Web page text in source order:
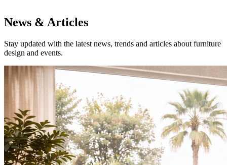
News & Articles
Stay updated with the latest news, trends and articles about furniture
design and events.